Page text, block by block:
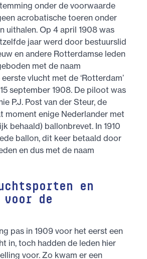
onder de voorwaarde
acrobatische toeren onder
uithalen. Op 4 april 1908 was
jaar werd door bestuurslid
en andere Rotterdamse leden
met de naam
eerste vlucht met de ‘Rotterdam’
september 1908. De piloot was
P.J. Post van der Steur, de
moment enige Nederlander met
behaald) ballonbrevet. In 1910
ballon, dit keer betaald door
en dus met de naam
en
de
pas in 1909 voor het eerst een
in, toch hadden de leden hier
voor. Zo kwam er een